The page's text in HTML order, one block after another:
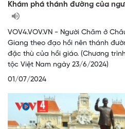
Khám phá thánh đường của
VOV4.VOV.VN - Người Chăm ở
Giang theo đạo hồi nên thánh
đặc thù của hồi giáo. (Chương
tộc Việt Nam ngày 23/6/2024)
01/07/2024